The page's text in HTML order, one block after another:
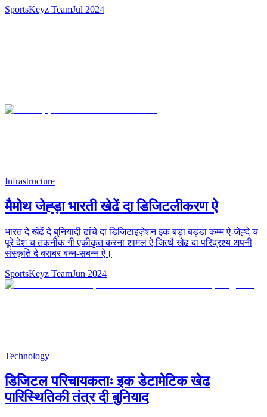
SportsKeyz TeamJul 2024
Infrastructure
मैमोथ जेह्ड़ा भारती खेढें दा डिजिटलीकरण ऐ
भारत दे खेढें दे बुनियादी ढांचे दा डिजिटाइज़ेशन इक बड़ा बड्डा कम्म ऐ-जेह्दे च
पूरे देश च तकनीक गी एकीकृत करना शामल ऐ जित्थै खेढ दा परिद्रश्य अपनी
संस्कृति दे बराबर बन्न-सबन्न ऐ।
SportsKeyz TeamJun 2024
Technology
डिजिटल परिचायकताः इक डेटामेटिक खेढ
पारिस्थितिकी तंत्र दी बुनियाद